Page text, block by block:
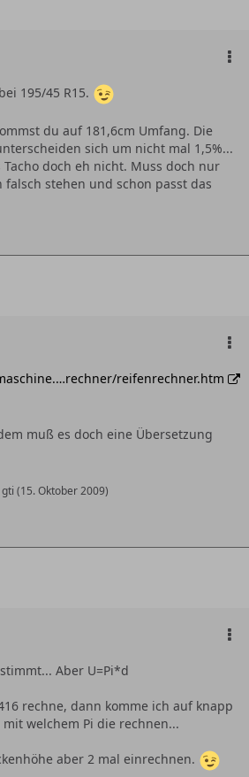
195/45 R15.
du auf 181,6cm Umfang. Die
sich um nicht mal 1,5%...
doch eh nicht. Muss doch nur
stehen und schon passt das
reifenrechner.htm
muß es doch eine Übersetzung
(15. Oktober 2009)
Aber U=Pi*d
rechne, dann komme ich auf knapp
welchem Pi die rechnen...
aber 2 mal einrechnen.